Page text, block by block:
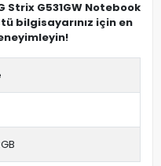
Strix G531GW Notebook
bilgisayarınız için en